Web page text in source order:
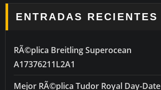
ENTRADAS RECIENTES
RÃ©plica Breitling Superocean
A17376211L2A1
Mejor RÃ©plica Tudor Royal Day-Date